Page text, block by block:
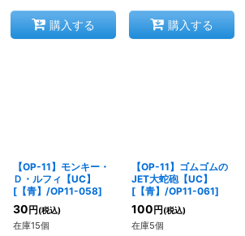
購入する 購入する
【OP-11】モンキー・
Ｄ・ルフィ【UC】
[【青】/OP11-058]
30 円 (税込)
在庫15個
【OP-11】ゴムゴムの
JET大蛇砲【UC】
[【青】/OP11-061]
100 円 (税込)
在庫5個